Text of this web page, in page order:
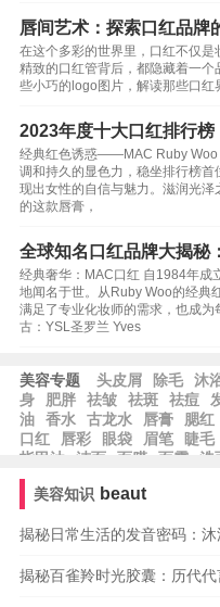
唇间艺术：探索口红品牌
在这个多彩的世界里，口红不仅
精致的口红管背后，都隐藏着一
些小巧的logo图片，解读那些口红
2023年度十大口红排行
经典红色诱惑——MAC Ruby Woo
调和持久的显色力，稳坐排行榜
现出女性的自信与魅力。滋润光
的这款唇膏，
全球知名口红品牌大揭秘
经典奢华：MAC口红 自1984年成
地闻名于世。从Ruby Woo的经典
满足了专业化妆师的需求，也成
古：YSL圣罗兰 Yves
美容专题 头皮屑 除毛 沐
身
肥胖 祛皱 祛斑 祛痘
油
香水 古龙水 唇膏 腮红
口红
唇彩 眼袋 眉笔 睫毛
指甲油
洁面 面膜 面霜 洗
乳
美容知识 beaut
揭秘日常生活的发音密码：
揭秘百雀羚时光胶囊：历代